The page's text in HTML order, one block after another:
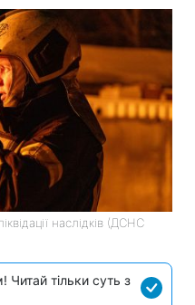
наслідків (ДСНС
тільки суть з